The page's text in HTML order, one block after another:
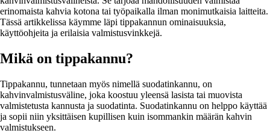
erinomaista kahvia kotona tai työpaikalla ilman monimutkaisia laitteita.
Tässä artikkelissa käymme läpi tippakannun ominaisuuksia,
käyttöohjeita ja erilaisia valmistusvinkkejä.
Mikä on tippakannu?
Tippakannu, tunnetaan myös nimellä suodatinkannu, on
kahvinvalmistusväline, joka koostuu yleensä lasista tai muovista
valmistetusta kannusta ja suodatinta. Suodatinkannu on helppo käyttää
ja sopii niin yksittäisen kupillisen kuin isommankin määrän kahvin
valmistukseen.